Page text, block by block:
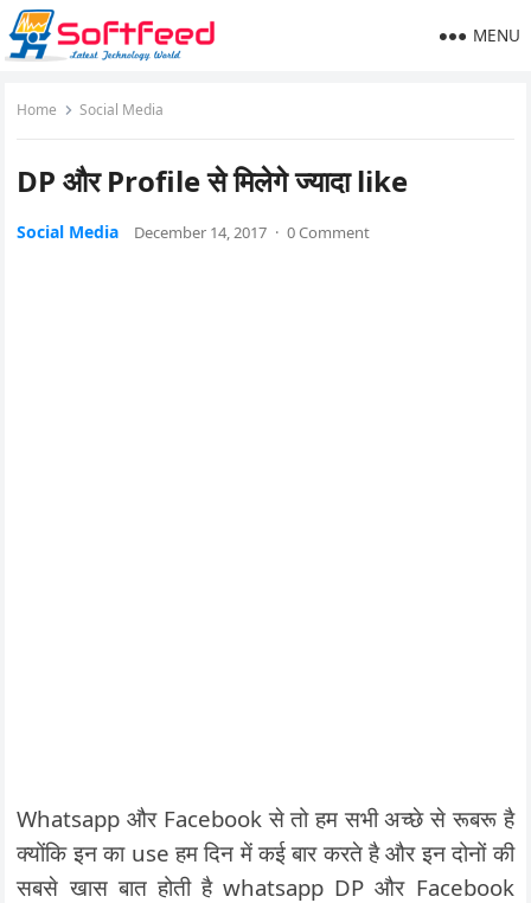
MENU
Home Social Media
DP और Profile से मिलेगे ज्यादा like
Social Media December 14, 2017 · 0 Comment
Whatsapp और Facebook से तो हम सभी अच्छे से रूबरू है
क्योंकि इन का use हम दिन में कई बार करते है और इन दोनों की
सबसे खास बात होती है whatsapp DP और Facebook